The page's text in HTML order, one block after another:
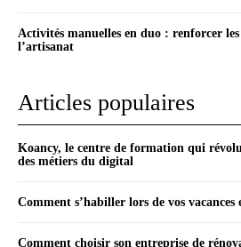
Activités manuelles en duo : renforcer
l’artisanat
Articles populaires
Koancy, le centre de formation qui
des métiers du digital
Comment s’habiller lors de vos vacances
Comment choisir son entreprise de